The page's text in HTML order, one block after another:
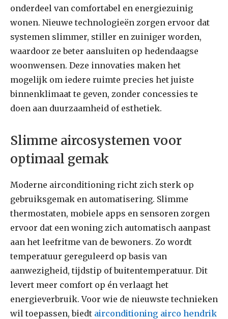
onderdeel van comfortabel en energiezuinig
wonen. Nieuwe technologieën zorgen ervoor dat
systemen slimmer, stiller en zuiniger worden,
waardoor ze beter aansluiten op hedendaagse
woonwensen. Deze innovaties maken het
mogelijk om iedere ruimte precies het juiste
binnenklimaat te geven, zonder concessies te
doen aan duurzaamheid of esthetiek.
Slimme aircosystemen voor
optimaal gemak
Moderne airconditioning richt zich sterk op
gebruiksgemak en automatisering. Slimme
thermostaten, mobiele apps en sensoren zorgen
ervoor dat een woning zich automatisch aanpast
aan het leefritme van de bewoners. Zo wordt
temperatuur gereguleerd op basis van
aanwezigheid, tijdstip of buitentemperatuur. Dit
levert meer comfort op én verlaagt het
energieverbruik. Voor wie de nieuwste technieken
wil toepassen, biedt airconditioning airco hendrik